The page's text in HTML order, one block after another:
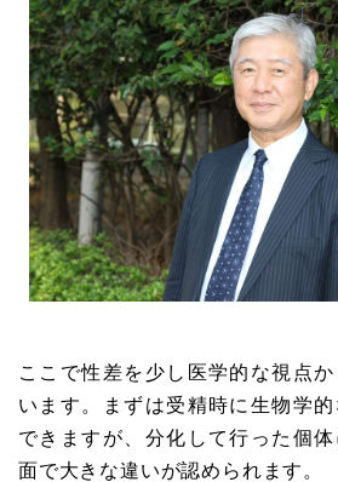
ここで性差を少し医学的な視点
います。まずは受精時に生物学
できますが、分化して行った個
面で大きな違いが認められます。